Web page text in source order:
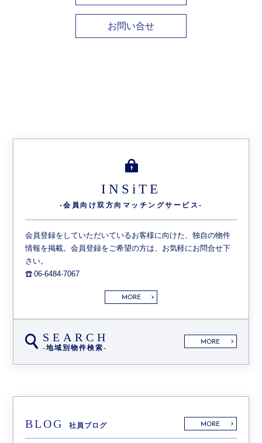
お問い合せ
INSiTE
-会員向け双方向 マッチングサービス-
会員登録をしていただいているお客様に向けた、独自の物件
情報を掲載。会員登録をご希望の方は、お気軽にお問合せ下
さい。
06-6484-7067
MORE
SEARCH
-地域別物件検索-
MORE
BLOG 社員ブログ MORE